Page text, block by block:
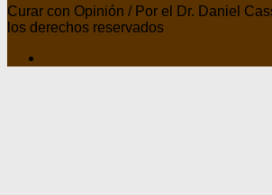
Curar con Opinión / Por el Dr. Daniel
los derechos reservados